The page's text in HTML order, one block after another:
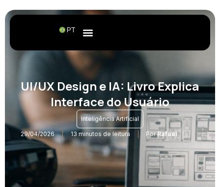
PT
UI/UX Design e IA: Livro Explica
Interface do Usuário
Inteligência Artificial
29/04/2026 13 minutos de leitura PorRafael